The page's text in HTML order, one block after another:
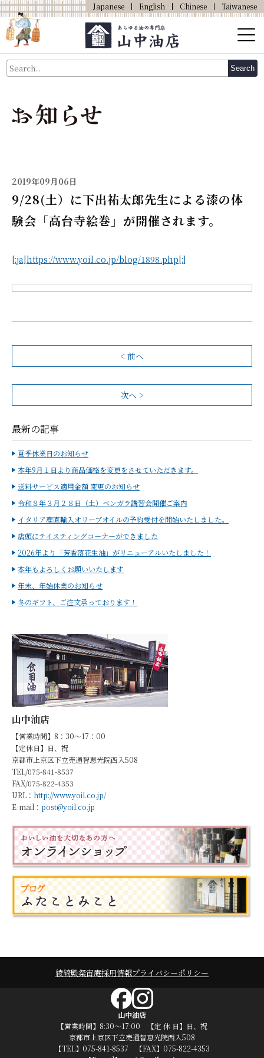
Japanese English Chinese Taiwanese
Search
About Us
Products
2019年09月06日
9/28(土）に下出祐太郎先生による漆の体
験会「高台寺絵巻」が開催されます。
[:ja]https://www.yoil.co.jp/blog/1898.php[:]
< 前へ
次へ >
最新の記事
夏季休業日のお知らせ
本年9月１日より商品価格を変更をさせていただきます。
送料サービス適用金額 変更のお知らせ
令和８年３月２８日（土）ベンガラ講習会開催ご案内
イタリア産直輸入オリーブオイルの予約受付を開始いたしました。
店頭にテイスティングコーナーができました
2026年より「芳香落花生油」がリニューアルいたしました！
本年もよろしくお願いいたします
年末、年始休業のお知らせ
冬のギフト、ご注文承っております！
山中油店
【営業時間】8：30～17：00
【定休日】日、祝
京都市上京区下立売通智恵光院西入508
TEL/075-841-8537
FAX/075-822-4353
URL： http://www.yoil.co.jp/
E-mail： post@yoil.co.jp
綾綺殿粲宙庵採用情報プライバシーポリシー
山中油店
【営業時間】8:30～17:00 【定 休 日】日、祝
京都市上京区下立売通智恵光院西入508
【TEL】075-841-8537 【FAX】075-822-4353